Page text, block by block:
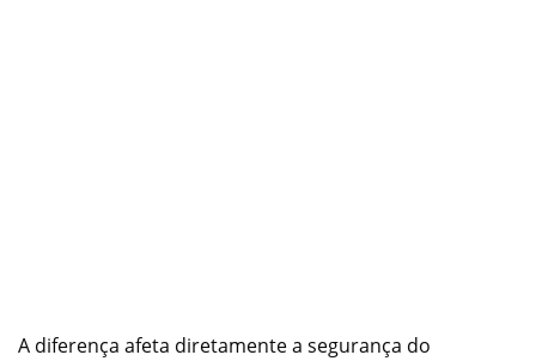
A diferença afeta diretamente a segurança do